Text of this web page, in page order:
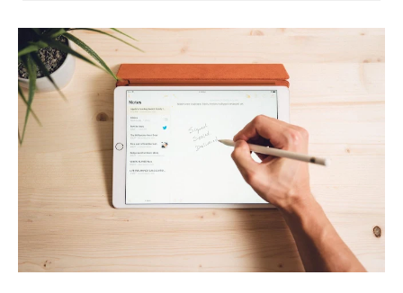
بلوجر
مقالات
العاب
تطبيقات
العملات الرقمية